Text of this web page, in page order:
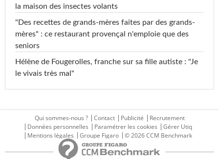
la maison des insectes volants
"Des recettes de grands-mères faites par des grands-
mères" : ce restaurant provençal n'emploie que des
seniors
Hélène de Fougerolles, franche sur sa fille autiste : "Je
le vivais très mal"
Qui sommes-nous ? Contact Publicité
Recrutement
Données personnelles
Paramétrer les cookies
Gérer Utiq
Mentions légales
Groupe Figaro © 2026 CCM Benchmark